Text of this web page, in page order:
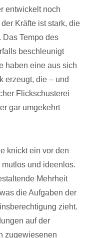
entwickelt noch
Kräfte ist stark, die
Das Tempo des
beschleunigt
haben eine aus sich
erzeugt, die – und
Flickschusterei
gar umgekehrt
knickt ein vor den
und ideenlos.
Mehrheit
die Aufgaben der
zieht.
auf der
zugewiesenen